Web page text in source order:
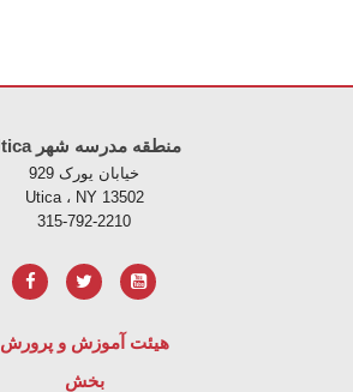
Utica منطقه مدرسه شهر
خیابان یورک 929
Utica ، NY 13502
315-792-2210
هیئت آموزش و پرورش
بخش